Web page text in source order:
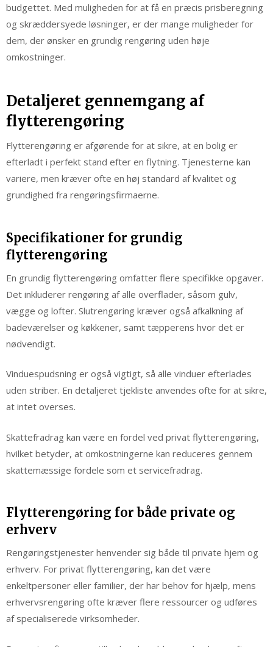
budgettet. Med muligheden for at få en præcis prisberegning
og skræddersyede løsninger, er der mange muligheder for
dem, der ønsker en grundig rengøring uden høje
omkostninger.
Detaljeret gennemgang af
flytterengøring
Flytterengøring er afgørende for at sikre, at en bolig er
efterladt i perfekt stand efter en flytning. Tjenesterne kan
variere, men kræver ofte en høj standard af kvalitet og
grundighed fra rengøringsfirmaerne.
Specifikationer for grundig
flytterengøring
En grundig flytterengøring omfatter flere specifikke opgaver.
Det inkluderer rengøring af alle overflader, såsom gulv,
vægge og lofter. Slutrengøring kræver også afkalkning af
badeværelser og køkkener, samt tæpperens hvor det er
nødvendigt.
Vinduespudsning er også vigtigt, så alle vinduer efterlades
uden striber. En detaljeret tjekliste anvendes ofte for at sikre,
at intet overses.
Skattefradrag kan være en fordel ved privat flytterengøring,
hvilket betyder, at omkostningerne kan reduceres gennem
skattemæssige fordele som et servicefradrag.
Flytterengøring for både private og
erhverv
Rengøringstjenester henvender sig både til private hjem og
erhverv. For privat flytterengøring, kan det være
enkeltpersoner eller familier, der har behov for hjælp, mens
erhvervsrengøring ofte kræver flere ressourcer og udføres
af specialiserede virksomheder.